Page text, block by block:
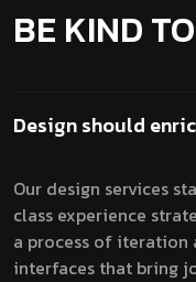
BE KIND
Design should
Our design services
class experience
a process of
interfaces that bring